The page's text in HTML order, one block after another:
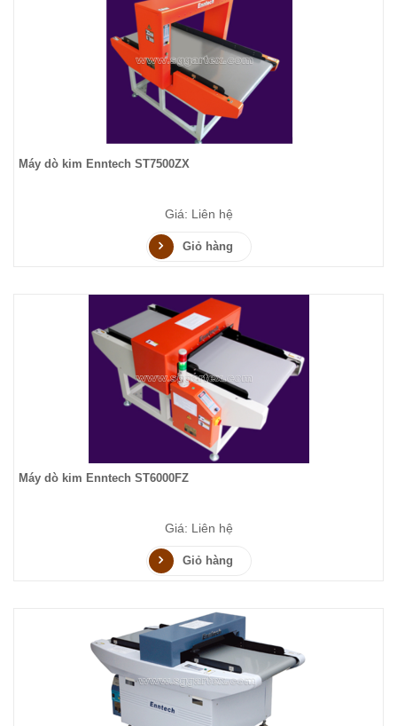
Máy dò kim Enntech ST7500ZX
Giá: Liên hệ
Giỏ hàng
Máy dò kim Enntech ST6000FZ
Giá: Liên hệ
Giỏ hàng